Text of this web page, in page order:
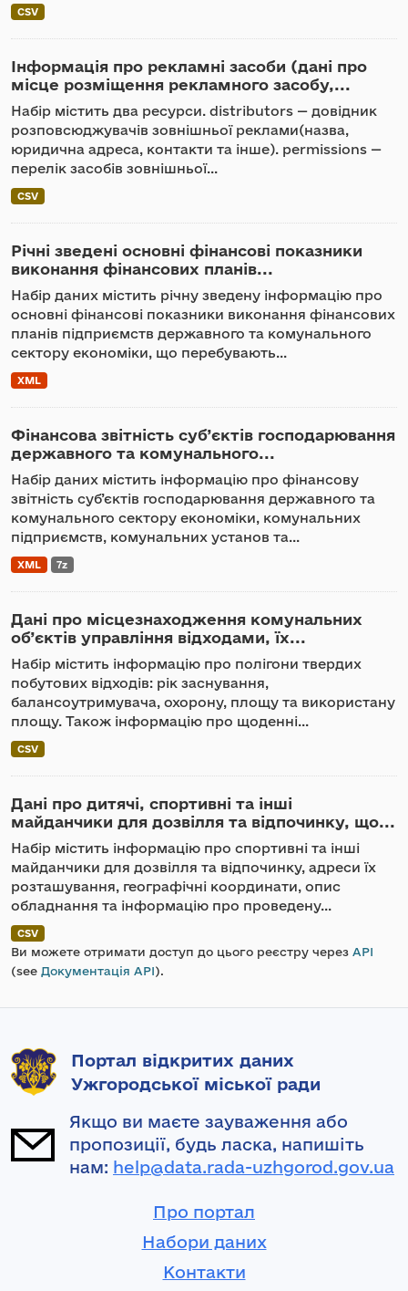
CSV
Інформація про рекламні засоби (дані про
місце розміщення рекламного засобу,...
Набір містить два ресурси. distributors — довідник
розповсюджувачів зовнішньої реклами(назва,
юридична адреса, контакти та інше). permissions —
перелік засобів зовнішньої...
CSV
Річні зведені основні фінансові показники
виконання фінансових планів...
Набір даних містить річну зведену інформацію про
основні фінансові показники виконання фінансових
планів підприємств державного та комунального
сектору економіки, що перебувають...
XML
Фінансова звітність суб’єктів господарювання
державного та комунального...
Набір даних містить інформацію про фінансову
звітність суб’єктів господарювання державного та
комунального сектору економіки, комунальних
підприємств, комунальних установ та...
XML 7z
Дані про місцезнаходження комунальних
об’єктів управління відходами, їх...
Набір містить інформацію про полігони твердих
побутових відходів: рік заснування,
балансоутримувача, охорону, площу та використану
площу. Також інформацію про щоденні...
CSV
Дані про дитячі, спортивні та інші
майданчики для дозвілля та відпочинку, що...
Набір містить інформацію про спортивні та інші
майданчики для дозвілля та відпочинку, адреси їх
розташування, географічні координати, опис
обладнання та інформацію про проведену...
CSV
Ви можете отримати доступ до цього реєстру через API
(see Документація API).
Портал відкритих даних
Ужгородської міської ради
Якщо ви маєте зауваження або
пропозиції, будь ласка, напишіть
нам: help@data.rada-uzhgorod.gov.ua
Про портал
Набори даних
Контакти